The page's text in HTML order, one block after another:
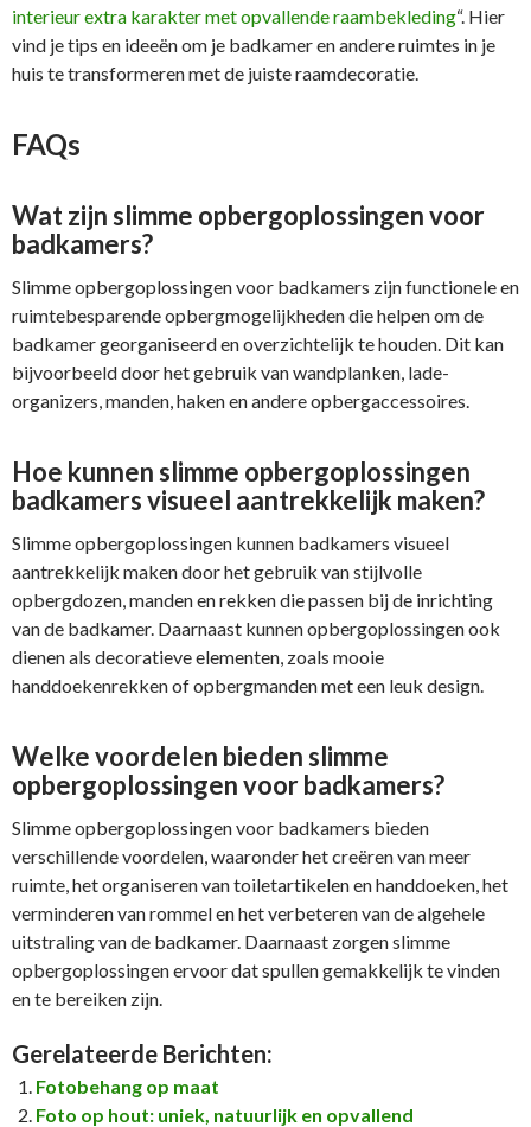
interieur extra karakter met opvallende raambekleding“. Hier
vind je tips en ideeën om je badkamer en andere ruimtes in je
huis te transformeren met de juiste raamdecoratie.
FAQs
Wat zijn slimme opbergoplossingen voor
badkamers?
Slimme opbergoplossingen voor badkamers zijn functionele en
ruimtebesparende opbergmogelijkheden die helpen om de
badkamer georganiseerd en overzichtelijk te houden. Dit kan
bijvoorbeeld door het gebruik van wandplanken, lade-
organizers, manden, haken en andere opbergaccessoires.
Hoe kunnen slimme opbergoplossingen
badkamers visueel aantrekkelijk maken?
Slimme opbergoplossingen kunnen badkamers visueel
aantrekkelijk maken door het gebruik van stijlvolle
opbergdozen, manden en rekken die passen bij de inrichting
van de badkamer. Daarnaast kunnen opbergoplossingen ook
dienen als decoratieve elementen, zoals mooie
handdoekenrekken of opbergmanden met een leuk design.
Welke voordelen bieden slimme
opbergoplossingen voor badkamers?
Slimme opbergoplossingen voor badkamers bieden
verschillende voordelen, waaronder het creëren van meer
ruimte, het organiseren van toiletartikelen en handdoeken, het
verminderen van rommel en het verbeteren van de algehele
uitstraling van de badkamer. Daarnaast zorgen slimme
opbergoplossingen ervoor dat spullen gemakkelijk te vinden
en te bereiken zijn.
Gerelateerde Berichten:
Fotobehang op maat
Foto op hout: uniek, natuurlijk en opvallend